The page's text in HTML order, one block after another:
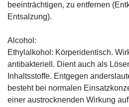
beeinträchtigen, zu entfernen
Entsalzung).
Alcohol:
Ethylalkohol: Körperidentisch.
antibakteriell. Dient auch als
Inhaltsstoffe. Entgegen
besteht bei normalen
einer austrocknenden Wirkung